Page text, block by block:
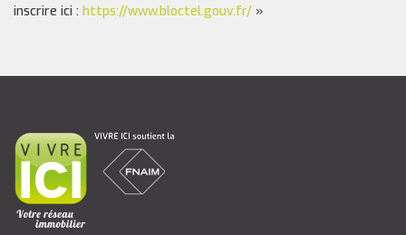
inscrire ici : https://www.bloctel.gouv.fr/ »